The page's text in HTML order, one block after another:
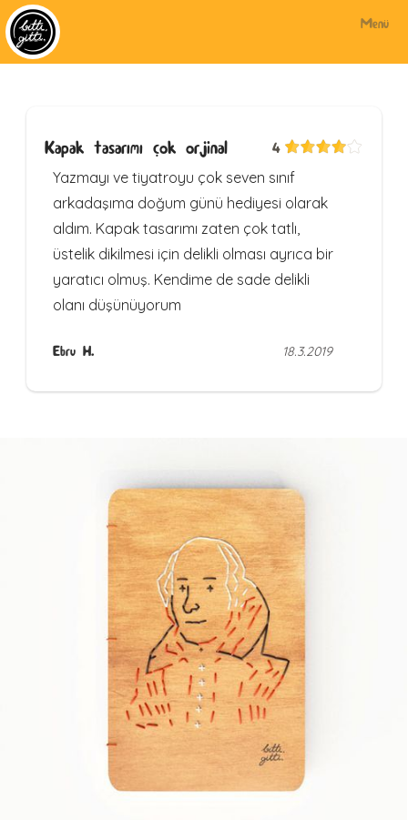
Menü
Kapak tasarımı çok orjinal 4
Yazmayı ve tiyatroyu çok seven sınıf
arkadaşıma doğum günü hediyesi olarak
aldım. Kapak tasarımı zaten çok tatlı,
üstelik dikilmesi için delikli olması ayrıca bir
yaratıcı olmuş. Kendime de sade delikli
olanı düşünüyorum
Ebru H. 18.3.2019